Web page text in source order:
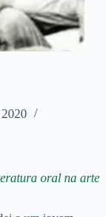
oral na arte